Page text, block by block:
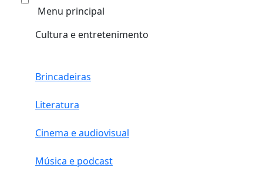
Menu principal
Cultura e entretenimento
Brincadeiras
Literatura
Cinema e audiovisual
Música e podcast